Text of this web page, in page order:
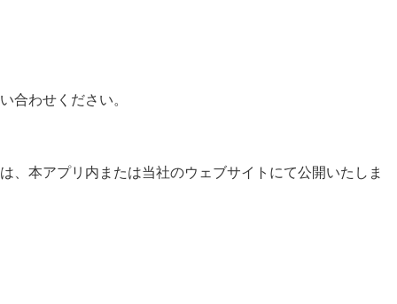
合わせください。
、本アプリ内または当社のウェブサイトにて公開いたしま